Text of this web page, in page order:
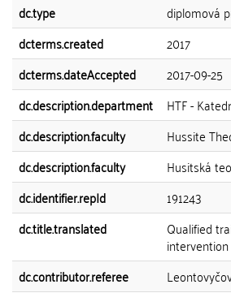
dc.type
diplomová
dcterms.created
2017
dcterms.dateAccepted
2017-09-25
dc.description.department
HTF -
dc.description.faculty
Hussite
dc.description.faculty
Husitská
dc.identifier.repId
191243
dc.title.translated
Qualified
intervention
dc.contributor.referee